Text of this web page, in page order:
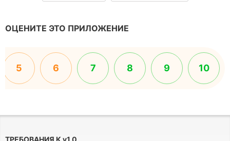
ОЦЕНИТЕ ЭТО ПРИЛОЖЕНИЕ
5 6 7 8 9 10
ТРЕБОВАНИЯ К v1.0